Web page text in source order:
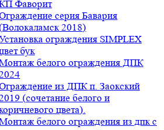
Фаворит
серия Бавария
2018)
ограждения SIMPLEX
бук
белого ограждения ДПК
из ДПК п. Заокский
(сочетание белого и
цвета).
белого ограждения из дпк с